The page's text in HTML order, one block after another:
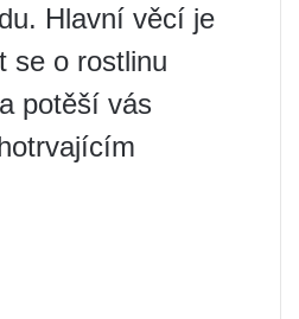
Hlavní věcí je
se o rostlinu
potěší vás